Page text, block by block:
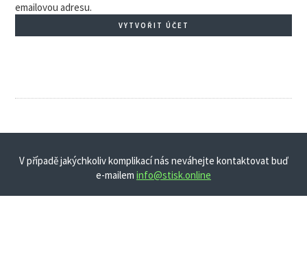
emailovou adresu.
VYTVOŘIT ÚČET
V případě jakýchkoliv komplikací nás neváhejte kontaktovat buď
e-mailem info@stisk.online